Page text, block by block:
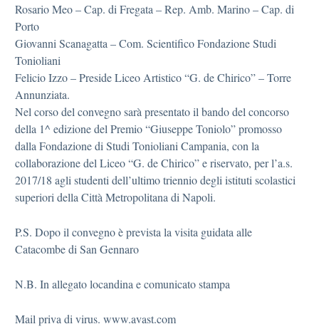
Rosario Meo – Cap. di Fregata – Rep. Amb. Marino – Cap. di
Porto
Giovanni Scanagatta – Com. Scientifico Fondazione Studi
Tonioliani
Felicio Izzo – Preside Liceo Artistico “G. de Chirico” – Torre
Annunziata.
Nel corso del convegno sarà presentato il bando del concorso
della 1^ edizione del Premio “Giuseppe Toniolo” promosso
dalla Fondazione di Studi Tonioliani Campania, con la
collaborazione del Liceo “G. de Chirico” e riservato, per l’a.s.
2017/18 agli studenti dell’ultimo triennio degli istituti scolastici
superiori della Città Metropolitana di Napoli.
P.S. Dopo il convegno è prevista la visita guidata alle
Catacombe di San Gennaro
N.B. In allegato locandina e comunicato stampa
Mail priva di virus. www.avast.com